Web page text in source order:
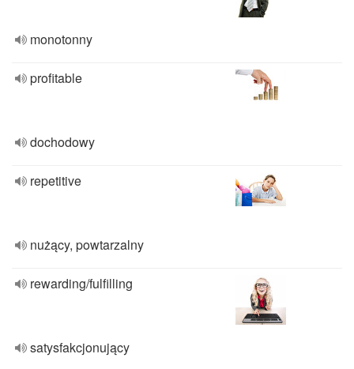
monotonny
profitable
dochodowy
repetitive
nużący, powtarzalny
rewarding/fulfilling
satysfakcjonujący